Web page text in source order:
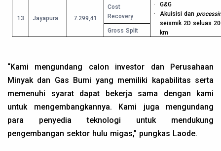
13 Jayapura 7.299,41
Cost
Recovery
·
G&G
·
Akuisisi dan
seismik 2D seluas
km
Gross Split
“Kami mengundang calon investor dan Perusahaan
Minyak dan Gas Bumi yang memiliki kapabilitas serta
memenuhi syarat dapat bekerja sama dengan kami
untuk mengembangkannya. Kami juga mengundang
para penyedia teknologi untuk mendukung
pengembangan sektor hulu migas,” pungkas Laode.